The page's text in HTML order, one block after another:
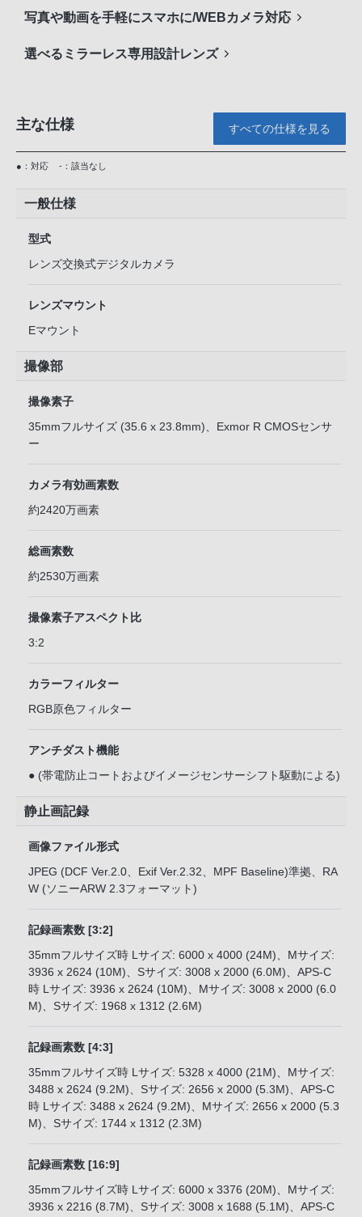
写真や動画を手軽にスマホに/WEBカメラ対応
選べるミラーレス専用設計レンズ
主な仕様 すべての仕様を見る
●：対応 -：該当なし
一般仕様
型式
レンズ交換式デジタルカメラ
レンズマウント
Eマウント
撮像部
撮像素子
35mmフルサイズ (35.6 x 23.8mm)、Exmor R CMOSセンサ
ー
カメラ有効画素数
約2420万画素
総画素数
約2530万画素
撮像素子アスペクト比
3:2
カラーフィルター
RGB原色フィルター
アンチダスト機能
● (帯電防止コートおよびイメージセンサーシフト駆動による)
静止画記録
画像ファイル形式
JPEG (DCF Ver.2.0、Exif Ver.2.32、MPF Baseline)準拠、RA
W (ソニーARW 2.3フォーマット)
記録画素数 [3:2]
35mmフルサイズ時 Lサイズ: 6000 x 4000 (24M)、Mサイズ:
3936 x 2624 (10M)、Sサイズ: 3008 x 2000 (6.0M)、APS-C
時 Lサイズ: 3936 x 2624 (10M)、Mサイズ: 3008 x 2000 (6.0
M)、Sサイズ: 1968 x 1312 (2.6M)
記録画素数 [4:3]
35mmフルサイズ時 Lサイズ: 5328 x 4000 (21M)、Mサイズ:
3488 x 2624 (9.2M)、Sサイズ: 2656 x 2000 (5.3M)、APS-C
時 Lサイズ: 3488 x 2624 (9.2M)、Mサイズ: 2656 x 2000 (5.3
M)、Sサイズ: 1744 x 1312 (2.3M)
記録画素数 [16:9]
35mmフルサイズ時 Lサイズ: 6000 x 3376 (20M)、Mサイズ:
3936 x 2216 (8.7M)、Sサイズ: 3008 x 1688 (5.1M)、APS-C